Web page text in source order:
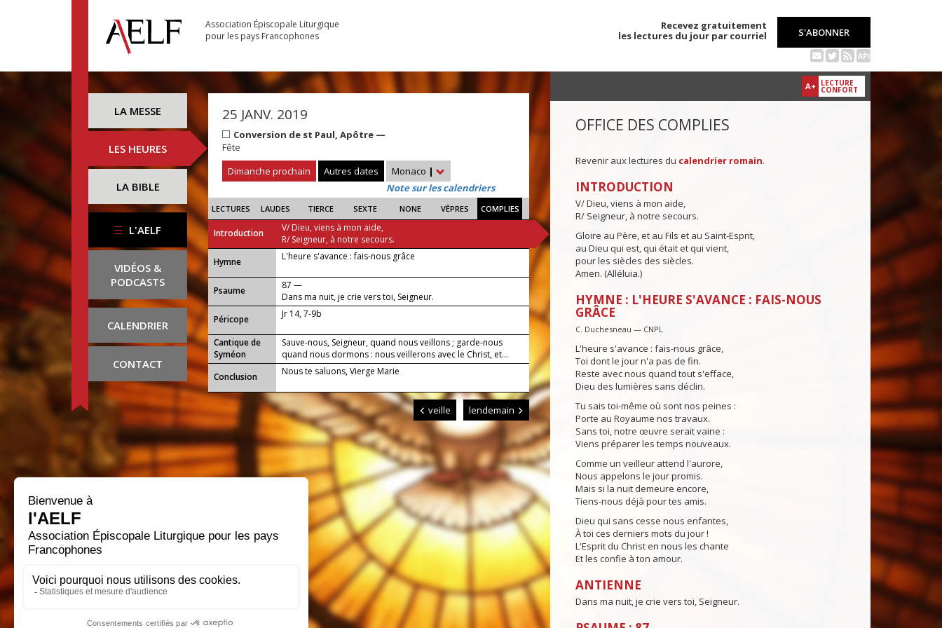
Association Épiscopale Liturgique
pour les pays Francophones
Recevez gratuitement
les lectures du jour par courriel
S'ABONNER
API
LA MESSE
LES HEURES
LA BIBLE
L'AELF
VIDÉOS &
PODCASTS
CALENDRIER
CONTACT
25 JANV. 2019
Conversion de st Paul, Apôtre —
Fête
Dimanche prochain
Autres dates Monaco |
Note sur les calendriers
LECTURES LAUDES TIERCE SEXTE NONE VÊPRES COMPLIES
Introduction
V/ Dieu, viens à mon aide,
R/ Seigneur, à notre secours.
...
Hymne L'heure s'avance : fais-nous grâce
Psaume
87 —
Dans ma nuit, je crie vers toi, Seigneur.
Péricope
Jr 14, 7-9b
Cantique de
Syméon
Sauve-nous, Seigneur, quand nous veillons ; garde-nous
quand nous dormons : nous veillerons avec le Christ, et...
Conclusion
Nous te saluons, Vierge Marie
veille lendemain
A+ LECTURE
CONFORT
OFFICE DES COMPLIES
Revenir aux lectures du calendrier romain.
INTRODUCTION
V/ Dieu, viens à mon aide,
R/ Seigneur, à notre secours.
Gloire au Père, et au Fils et au Saint-Esprit,
au Dieu qui est, qui était et qui vient,
pour les siècles des siècles.
Amen. (Alléluia.)
HYMNE : L'HEURE S'AVANCE : FAIS-NOUS
GRÂCE
C. Duchesneau — CNPL
L'heure s'avance : fais-nous grâce,
Toi dont le jour n'a pas de fin.
Reste avec nous quand tout s'efface,
Dieu des lumières sans déclin.
Tu sais toi-même où sont nos peines :
Porte au Royaume nos travaux.
Sans toi, notre œuvre serait vaine :
Viens préparer les temps nouveaux.
Comme un veilleur attend l'aurore,
Nous appelons le jour promis.
Mais si la nuit demeure encore,
Tiens-nous déjà pour tes amis.
Dieu qui sans cesse nous enfantes,
À toi ces derniers mots du jour !
L'Esprit du Christ en nous les chante
Et les confie à ton amour.
ANTIENNE
Dans ma nuit, je crie vers toi, Seigneur.